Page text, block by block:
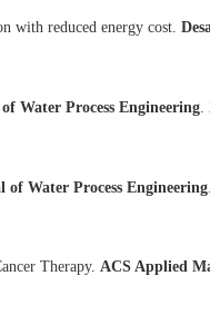
with reduced energy cost.
Water Process Engineering
of Water Process Engineering
Therapy. ACS Applied